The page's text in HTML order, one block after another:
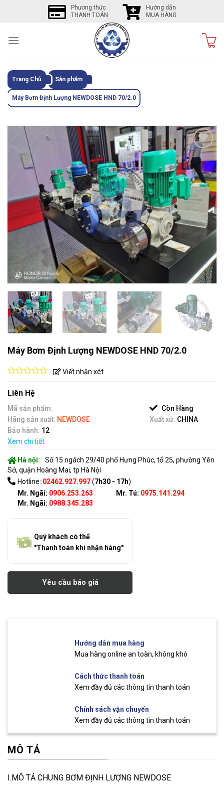
Phương thức
THANH TOÁN
Hướng dẫn
MUA HÀNG
Trang Chủ Sản phẩm
Máy Bơm Định Lượng NEWDOSE HND 70/2.0
Máy Bơm Định Lượng NEWDOSE HND 70/2.0
out
of
5
Viết nhận xét
Liên Hệ
Mã sản phẩm:
Còn Hàng
Hãng sản xuất: NEWDOSE Xuất xứ: CHINA
Bảo hành: 12
Xem chi tiết
Hà nội:
Số 15 ngách 29/40 phố Hưng Phúc, tổ 25, phường Yên
Sở, quận Hoàng Mai, tp Hà Nội
Hotline: 02462.927.997(7h30 - 17h)
Mr. Ngãi: 0906.253.263
Mr. Ngãi: 0988.345.283
Mr. Tú: 0975.141.294
Quý khách có thể
"Thanh toán khi nhận hàng"
Yêu cầu báo giá
Hướng dẫn mua hàng
Mua hàng online an toàn, không khó
Cách thức thanh toán
Xem đầy đủ các thông tin thanh toán
Chính sách vận chuyển
Xem đầy đủ các thông tin thanh toán
MÔ TẢ
I.MÔ TẢ CHUNG BƠM ĐỊNH LƯỢNG NEWDOSE